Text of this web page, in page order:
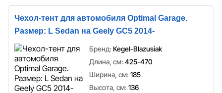
Чехол-тент для автомобиля Optimal Garage.
Размер: L Sedan на Geely GC5 2014-
Бренд: Kegel-Blazusiak
Длина, см: 425-470
Ширина, см: 185
Высота, см: 136